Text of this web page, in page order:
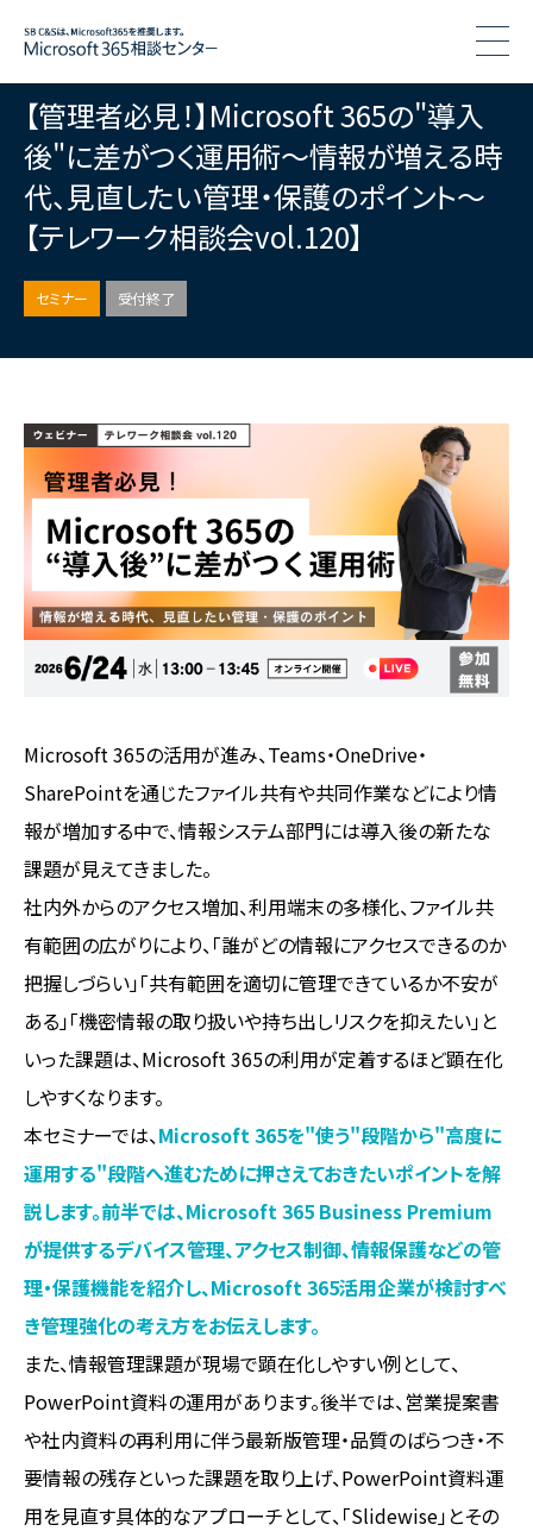
【管理者必見！】Microsoft 365の"導入
後"に差がつく運用術〜情報が増える時
代、見直したい管理・保護のポイント〜
【テレワーク相談会vol.120】
セミナー 受付終了
Microsoft 365の活用が進み、Teams・OneDrive・
SharePointを通じたファイル共有や共同作業などにより情
報が増加する中で、情報システム部門には導入後の新たな
課題が見えてきました。
社内外からのアクセス増加、利用端末の多様化、ファイル共
有範囲の広がりにより、「誰がどの情報にアクセスできるのか
把握しづらい」「共有範囲を適切に管理できているか不安が
ある」「機密情報の取り扱いや持ち出しリスクを抑えたい」と
いった課題は、Microsoft 365の利用が定着するほど顕在化
しやすくなります。
本セミナーでは、Microsoft 365を"使う"段階から"高度に
運用する"段階へ進むために押さえておきたいポイントを解
説します。前半では、Microsoft 365 Business Premium
が提供するデバイス管理、アクセス制御、情報保護などの管
理・保護機能を紹介し、Microsoft 365活用企業が検討すべ
き管理強化の考え方をお伝えします。
また、情報管理課題が現場で顕在化しやすい例として、
PowerPoint資料の運用があります。後半では、営業提案書
や社内資料の再利用に伴う最新版管理・品質のばらつき・不
要情報の残存といった課題を取り上げ、PowerPoint資料運
用を見直す具体的なアプローチとして、「Slidewise」とその